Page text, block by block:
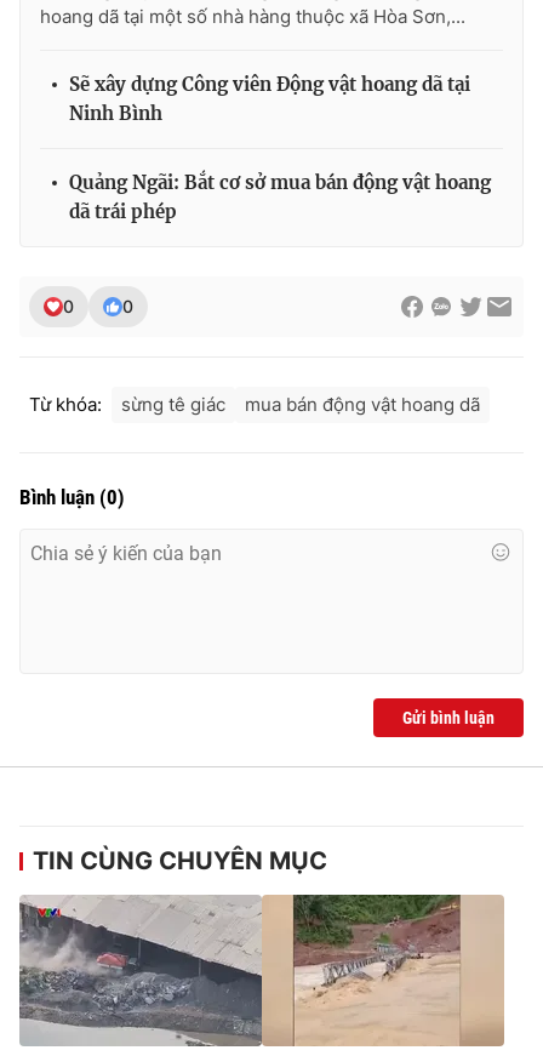
THỜI BÁO VTV
Cơ quan chủ quản:
cấp ngày 29/12/2023
Nguyễn Trọng Ninh
Ðiện thoại Thời báo VTV:024.66 897 897
® Cấm sao chép dưới mọi hình thức nếu không có sự chấp
thuận bằng văn bản. Ghi rõ nguồn VTV.vn khi phát hành lại
thông tin từ website này.
hoang dã tại một số nhà hàng thuộc xã Hòa Sơn,...
Sẽ xây dựng Công viên Động vật hoang dã tại
Ninh Bình
Quảng Ngãi: Bắt cơ sở mua bán động vật hoang
dã trái phép
0 0
Từ khóa: sừng tê giác mua bán động vật hoang dã
Bình luận (0)
Gửi bình luận
TIN CÙNG CHUYÊN MỤC